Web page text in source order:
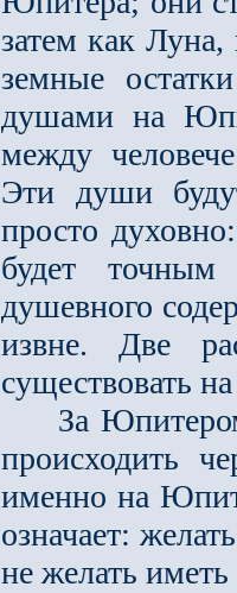
затем как
земные
душами на
между
Эти души
просто
будет точным
душевного
извне. Две
существовать
За Юпитером
происходить
именно на
означает:
не желать